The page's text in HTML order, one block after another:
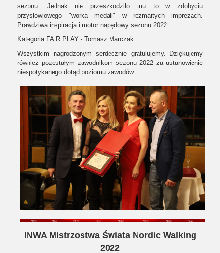
sezonu. Jednak nie przeszkodziło mu to w zdobyciu
przysłowiowego "worka medali" w rozmaitych imprezach.
Prawdziwa inspiracja i motor napędowy sezonu 2022.
Kategoria FAIR PLAY - Tomasz Marczak
Wszystkim nagrodzonym serdecznie gratulujemy. Dziękujemy
również pozostałym zawodnikom sezonu 2022 za ustanowienie
niespotykanego dotąd poziomu zawodów.
INWA Mistrzostwa Świata Nordic Walking
2022